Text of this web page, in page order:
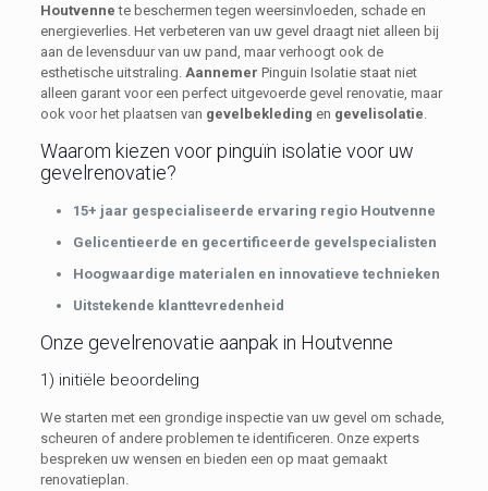
Houtvenne te beschermen tegen weersinvloeden, schade en
energieverlies. Het verbeteren van uw gevel draagt niet alleen bij
aan de levensduur van uw pand, maar verhoogt ook de
esthetische uitstraling. Aannemer Pinguin Isolatie staat niet
alleen garant voor een perfect uitgevoerde gevel renovatie, maar
ook voor het plaatsen van gevelbekleding en gevelisolatie
Waarom kiezen voor pinguïn isolatie voor uw
gevelrenovatie?
15+ jaar gespecialiseerde ervaring regio Houtvenne
Gelicentieerde en gecertificeerde gevelspecialisten
Hoogwaardige materialen en innovatieve technieken
Uitstekende klanttevredenheid
Onze gevelrenovatie aanpak in Houtvenne
1) initiële beoordeling
We starten met een grondige inspectie van uw gevel om schade,
scheuren of andere problemen te identificeren. Onze experts
bespreken uw wensen en bieden een op maat gemaakt
renovatieplan.